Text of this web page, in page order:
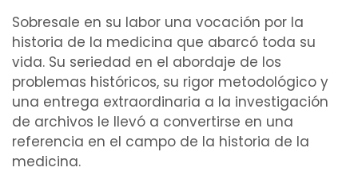
Sobresale en su labor una vocación por la
historia de la medicina que abarcó toda su
vida. Su seriedad en el abordaje de los
problemas históricos, su rigor metodológico y
una entrega extraordinaria a la investigación
de archivos le llevó a convertirse en una
referencia en el campo de la historia de la
medicina.